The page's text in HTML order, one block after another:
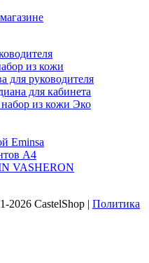
из кожи
для руководителя
для кабинета
из кожи Эко
Eminsa
А4
VASHERON
2026 CastelShop | Политика